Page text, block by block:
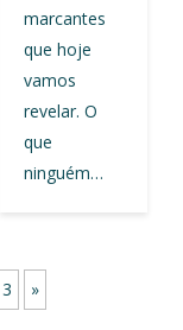
marcantes
que hoje
vamos
revelar. O
que
ninguém…
3 »